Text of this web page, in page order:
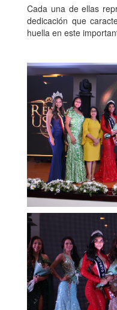
Cada una de ellas
dedicación que
huella en este